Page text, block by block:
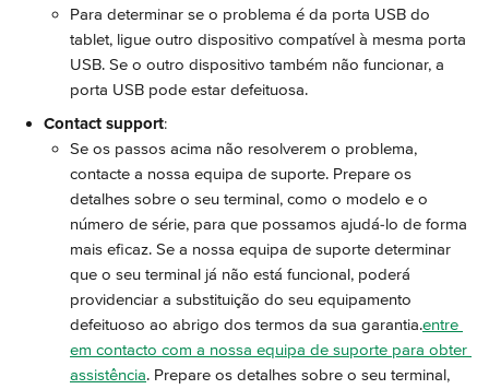
Para determinar se o problema é da porta USB do
tablet, ligue outro dispositivo compatível à mesma porta
USB. Se o outro dispositivo também não funcionar, a
porta USB pode estar defeituosa.
Contact support:
Se os passos acima não resolverem o problema,
contacte a nossa equipa de suporte. Prepare os
detalhes sobre o seu terminal, como o modelo e o
número de série, para que possamos ajudá-lo de forma
mais eficaz. Se a nossa equipa de suporte determinar
que o seu terminal já não está funcional, poderá
providenciar a substituição do seu equipamento
defeituoso ao abrigo dos termos da sua garantia.entre
em contacto com a nossa equipa de suporte para obter
assistência. Prepare os detalhes sobre o seu terminal,